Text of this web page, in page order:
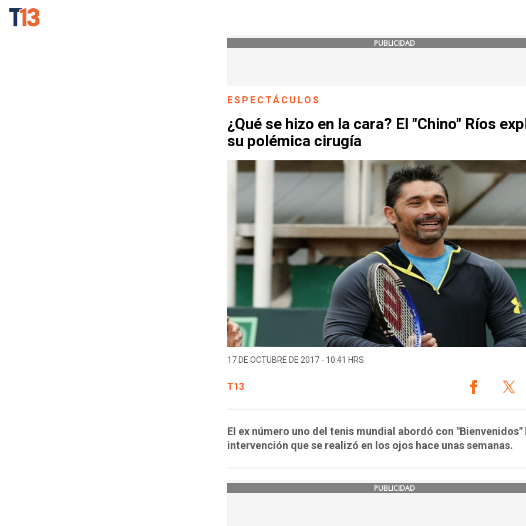
PUBLICIDAD
ESPECTÁCULOS
¿Qué se hizo en la cara? El "Chino" Ríos
su polémica cirugía
17 DE OCTUBRE DE 2017 - 10:41 HRS.
T13
El ex número uno del tenis mundial abordó con "Bienvenidos"
intervención que se realizó en los ojos hace unas semanas.
PUBLICIDAD